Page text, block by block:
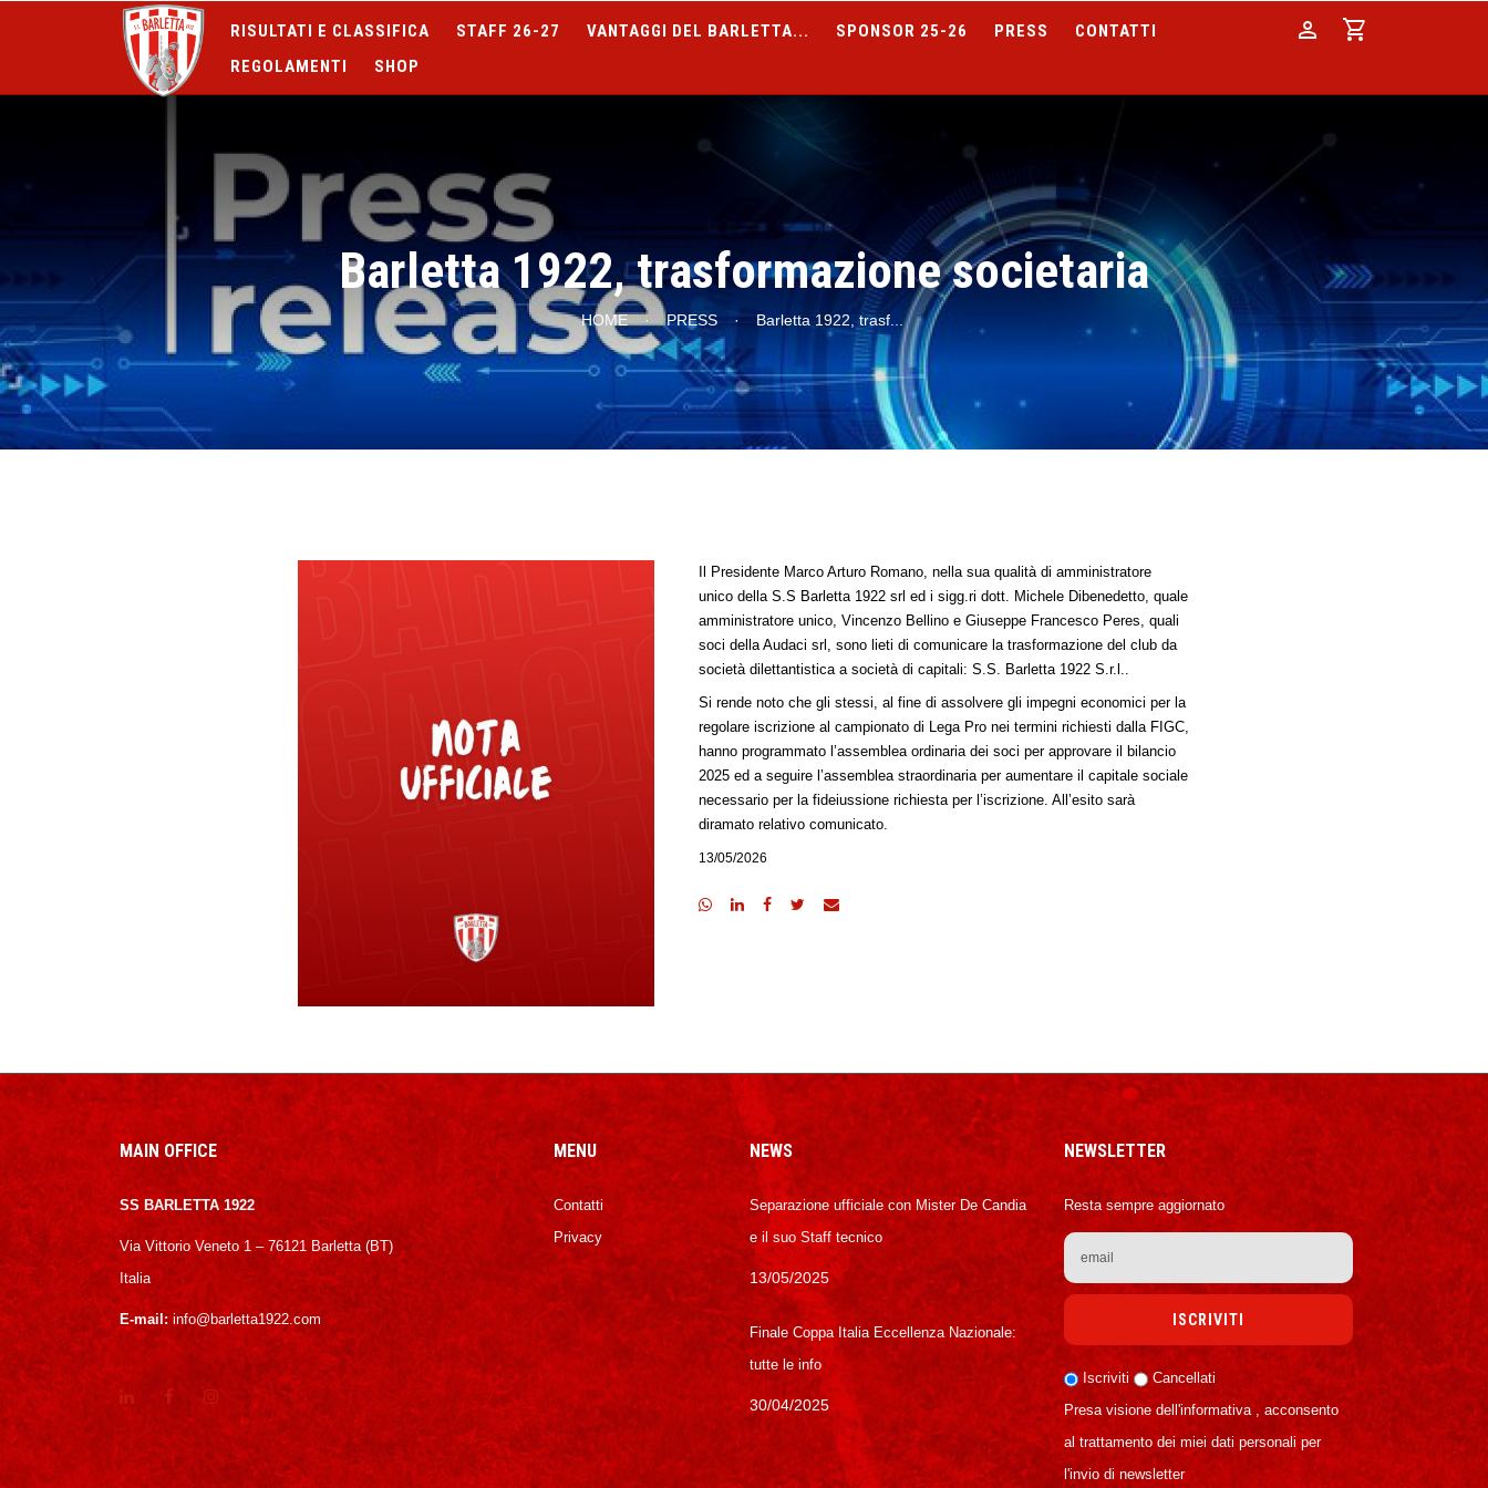
person shopping_cart
RISULTATI E CLASSIFICA STAFF 26-27 VANTAGGI DEL BARLETTA... SPONSOR 25-26 PRESS
CONTATTI
REGOLAMENTI
SHOP
Barletta 1922, trasformazione societaria
HOME · PRESS · Barletta 1922, trasf...
Il Presidente Marco Arturo Romano, nella sua qualità di amministratore
unico della S.S Barletta 1922 srl ed i sigg.ri dott. Michele Dibenedetto, quale
amministratore unico, Vincenzo Bellino e Giuseppe Francesco Peres, quali
soci della Audaci srl, sono lieti di comunicare la trasformazione del club da
società dilettantistica a società di capitali: S.S. Barletta 1922 S.r.l..
Si rende noto che gli stessi, al fine di assolvere gli impegni economici per la
regolare iscrizione al campionato di Lega Pro nei termini richiesti dalla FIGC,
hanno programmato l’assemblea ordinaria dei soci per approvare il bilancio
2025 ed a seguire l’assemblea straordinaria per aumentare il capitale sociale
necessario per la fideiussione richiesta per l’iscrizione. All’esito sarà
diramato relativo comunicato.
13/05/2026
MAIN OFFICE
SS BARLETTA 1922
Via Vittorio Veneto 1 – 76121 Barletta (BT)
Italia
E-mail: info@barletta1922.com
MENU
Contatti
Privacy
NEWS
Separazione ufficiale con Mister De Candia
e il suo Staff tecnico
13/05/2025
Finale Coppa Italia Eccellenza Nazionale:
tutte le info
30/04/2025
NEWSLETTER
Resta sempre aggiornato
Iscriviti
Cancellati
Presa visione dell'informativa , acconsento
al trattamento dei miei dati personali per
l'invio di newsletter